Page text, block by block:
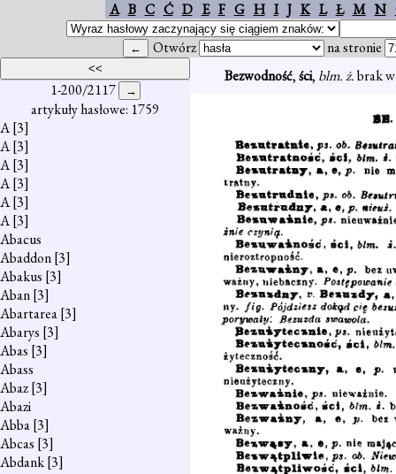
A B C Ć D E F G H I J K L Ł M N
Otwórz na stronie
1-200/2117
artykuły hasłowe: 1759
A[3]
A[3]
A[3]
A[3]
A[3]
A[3]
Abacus
Abaddon[3]
Abakus [3]
Aban[3]
Abartarea[3]
Abarys [3]
Abas [3]
Abass
Abaz[3]
Abazi
Abba[3]
Abcas [3]
Abdank[3]
Bezwodność,ści, blm. ż.brak